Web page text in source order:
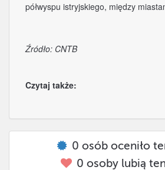
półwyspu istryjskiego, między
Źródło: CNTB
Czytaj także:
0 osób oceniło
0 osoby lubią